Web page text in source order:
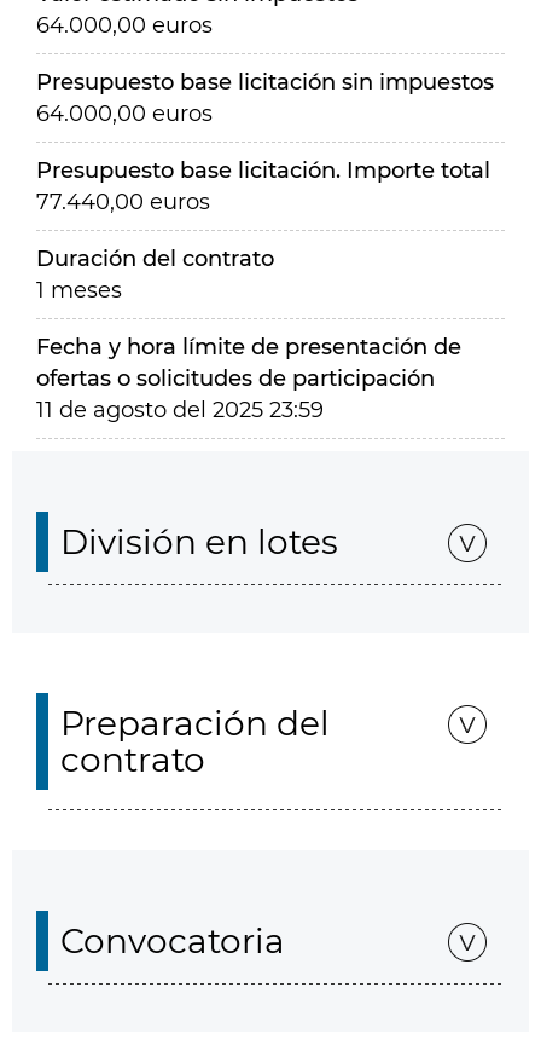
64.000,00 euros
Presupuesto base licitación sin impuestos
64.000,00 euros
Presupuesto base licitación. Importe total
77.440,00 euros
Duración del contrato
1 meses
Fecha y hora límite de presentación de
ofertas o solicitudes de participación
11 de agosto del 2025 23:59
División en lotes
Preparación del
contrato
Convocatoria